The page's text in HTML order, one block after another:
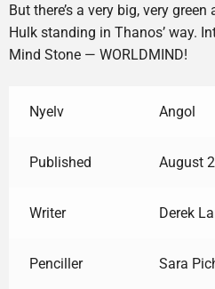
But there’s a very big, very green
Hulk standing in Thanos’ way.
Mind Stone — WORLDMIND!
Nyelv Angol
Published August
Writer Derek
Penciller Sara